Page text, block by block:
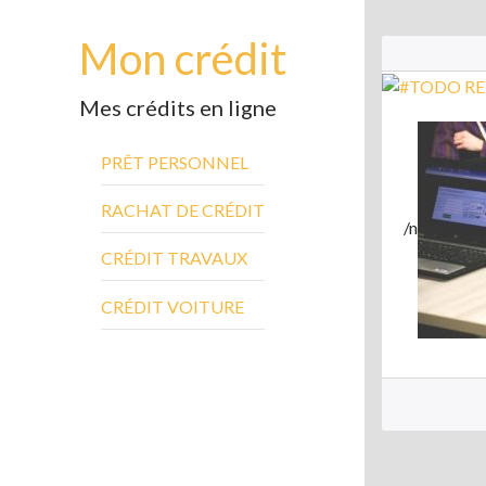
Mon crédit
Mes crédits en ligne
PRÊT PERSONNEL
RACHAT DE CRÉDIT
CRÉDIT TRAVAUX
CRÉDIT VOITURE
/n